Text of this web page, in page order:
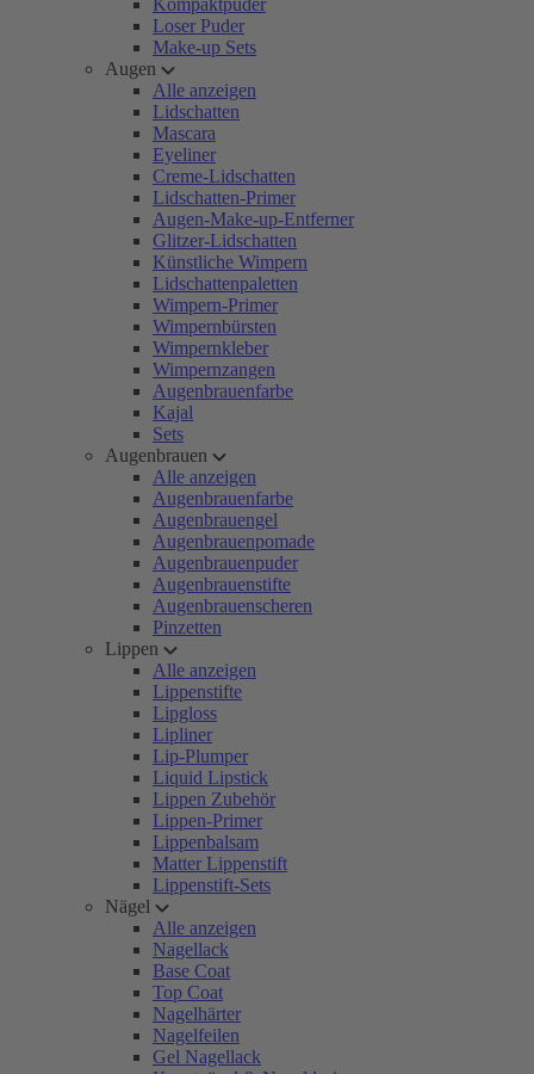
Kompaktpuder
Loser Puder
Make-up Sets
Augen
Alle anzeigen
Lidschatten
Mascara
Eyeliner
Creme-Lidschatten
Lidschatten-Primer
Augen-Make-up-Entferner
Glitzer-Lidschatten
Künstliche Wimpern
Lidschattenpaletten
Wimpern-Primer
Wimpernbürsten
Wimpernkleber
Wimpernzangen
Augenbrauenfarbe
Kajal
Sets
Augenbrauen
Alle anzeigen
Augenbrauenfarbe
Augenbrauengel
Augenbrauenpomade
Augenbrauenpuder
Augenbrauenstifte
Augenbrauenscheren
Pinzetten
Lippen
Alle anzeigen
Lippenstifte
Lipgloss
Lipliner
Lip-Plumper
Liquid Lipstick
Lippen Zubehör
Lippen-Primer
Lippenbalsam
Matter Lippenstift
Lippenstift-Sets
Nägel
Alle anzeigen
Nagellack
Base Coat
Top Coat
Nagelhärter
Nagelfeilen
Gel Nagellack